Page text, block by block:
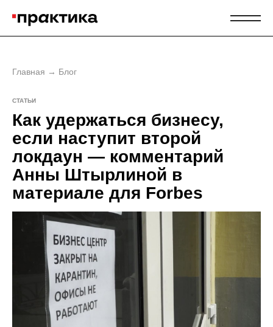
Главная → Блог
СТАТЬИ
Как удержаться бизнесу,
если наступит второй
локдаун — комментарий
Анны Штырлиной в
материале для Forbes